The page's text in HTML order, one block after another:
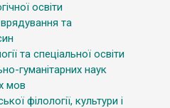
освіти
та
та спеціальної освіти
гуманітарних наук
мов
філології, культури і